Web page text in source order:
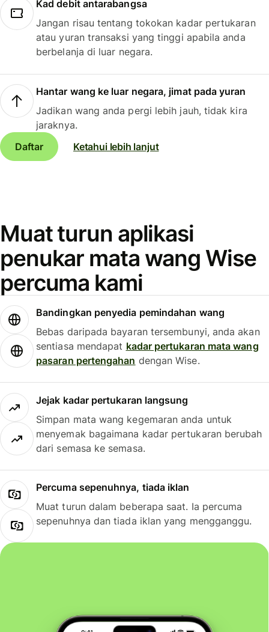
Kad debit antarabangsa
Jangan risau tentang tokokan kadar pertukaran
atau yuran transaksi yang tinggi apabila anda
berbelanja di luar negara.
Hantar wang ke luar negara, jimat pada yuran
Jadikan wang anda pergi lebih jauh, tidak kira
jaraknya.
Daftar
Ketahui lebih lanjut
Muat turun aplikasi
penukar mata wang Wise
percuma kami
Bandingkan penyedia pemindahan wang
Bebas daripada bayaran tersembunyi, anda akan
sentiasa mendapat kadar pertukaran mata wang
pasaran pertengahan dengan Wise.
Jejak kadar pertukaran langsung
Simpan mata wang kegemaran anda untuk
menyemak bagaimana kadar pertukaran berubah
dari semasa ke semasa.
Percuma sepenuhnya, tiada iklan
Muat turun dalam beberapa saat. Ia percuma
sepenuhnya dan tiada iklan yang mengganggu.